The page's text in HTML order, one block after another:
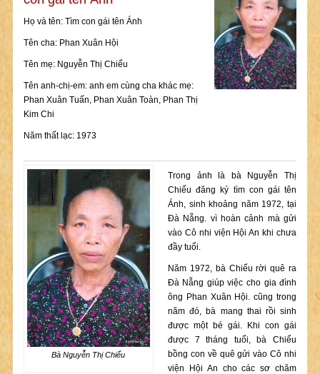
Họ và tên: Tìm con gái tên Ánh
Tên cha: Phan Xuân Hội
Tên mẹ: Nguyễn Thị Chiểu
Tên anh-chị-em: anh em cùng cha khác mẹ:
Phan Xuân Tuấn, Phan Xuân Toàn, Phan Thị
Kim Chi
Năm thất lạc: 1973
Bà Nguyễn Thị Chiểu
Trong ảnh là bà Nguyễn Thị
Chiểu đăng ký tìm con gái tên
Ánh, sinh khoảng năm 1972, tại
Đà Nẵng. vì hoàn cảnh mà gửi
vào Cô nhi viện Hội An khi chưa
đầy tuổi.
Năm 1972, bà Chiểu rời quê ra
Đà Nẵng giúp việc cho gia đình
ông Phan Xuân Hội. cũng trong
năm đó, bà mang thai rồi sinh
được một bé gái. Khi con gái
được 7 tháng tuổi, bà Chiểu
bồng con về quê gửi vào Cô nhi
viện Hội An cho các sơ chăm